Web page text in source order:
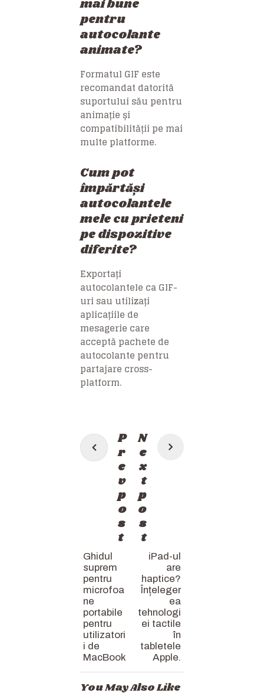
mai bune
pentru
autocolante
animate?
Formatul GIF este
recomandat datorită
suportului său pentru
animație și
compatibilității pe mai
multe platforme.
Cum pot
împărtăși
autocolantele
mele cu prieteni
pe dispozitive
diferite?
Exportați
autocolantele ca GIF-
uri sau utilizați
aplicațiile de
mesagerie care
acceptă pachete de
autocolante pentru
partajare cross-
platform.
Post
navigation
P
r
e
v
p
o
s
t
Ghidul
suprem
pentru
microfoa
ne
portabile
pentru
utilizatori
i de
MacBook
N
e
x
t
p
o
s
t
iPad-ul
are
haptice?
Înțeleger
ea
tehnologi
ei tactile
în
tabletele
Apple.
You May Also Like